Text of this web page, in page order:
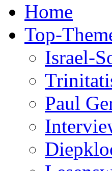
Home
Top-
Israel-
Paul